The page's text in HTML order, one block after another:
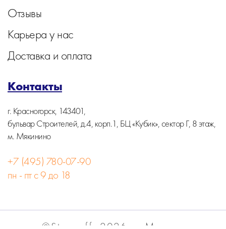
Отзывы
Карьера у нас
Доставка и оплата
Контакты
г. Красногорск, 143401,
бульвар Строителей, д.4, корп.1, БЦ «Кубик», сектор Г, 8 этаж,
м. Мякинино
+7 (495) 780-07-90
пн - пт с 9 до 18
©Stormoff, 2026, г. Москва